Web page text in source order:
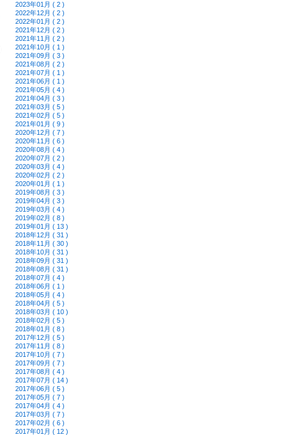
2023年01月 ( 2 )
2022年12月 ( 2 )
2022年01月 ( 2 )
2021年12月 ( 2 )
2021年11月 ( 2 )
2021年10月 ( 1 )
2021年09月 ( 3 )
2021年08月 ( 2 )
2021年07月 ( 1 )
2021年06月 ( 1 )
2021年05月 ( 4 )
2021年04月 ( 3 )
2021年03月 ( 5 )
2021年02月 ( 5 )
2021年01月 ( 9 )
2020年12月 ( 7 )
2020年11月 ( 6 )
2020年08月 ( 4 )
2020年07月 ( 2 )
2020年03月 ( 4 )
2020年02月 ( 2 )
2020年01月 ( 1 )
2019年08月 ( 3 )
2019年04月 ( 3 )
2019年03月 ( 4 )
2019年02月 ( 8 )
2019年01月 ( 13 )
2018年12月 ( 31 )
2018年11月 ( 30 )
2018年10月 ( 31 )
2018年09月 ( 31 )
2018年08月 ( 31 )
2018年07月 ( 4 )
2018年06月 ( 1 )
2018年05月 ( 4 )
2018年04月 ( 5 )
2018年03月 ( 10 )
2018年02月 ( 5 )
2018年01月 ( 8 )
2017年12月 ( 5 )
2017年11月 ( 8 )
2017年10月 ( 7 )
2017年09月 ( 7 )
2017年08月 ( 4 )
2017年07月 ( 14 )
2017年06月 ( 5 )
2017年05月 ( 7 )
2017年04月 ( 4 )
2017年03月 ( 7 )
2017年02月 ( 6 )
2017年01月 ( 12 )